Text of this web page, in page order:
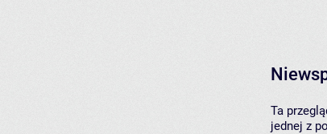
Ta
jednej z